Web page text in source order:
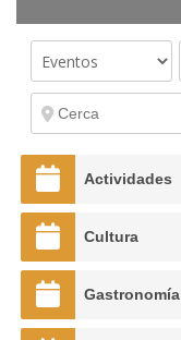
Actividades
Cultura
Gastronomía